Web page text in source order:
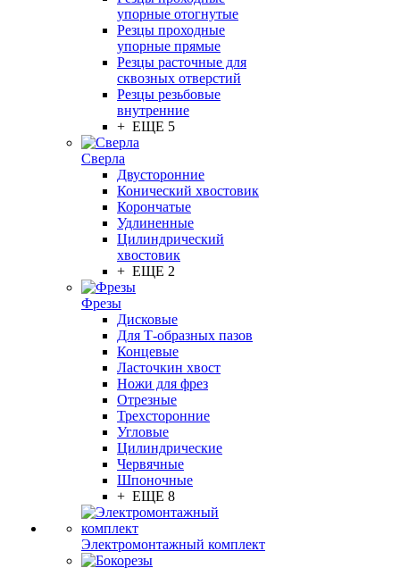
упорные отогнутые
Резцы проходные
упорные прямые
Резцы расточные для
сквозных отверстий
Резцы резьбовые
внутренние
+ ЕЩЕ 5
Сверла
Двусторонние
Конический хвостовик
Корончатые
Удлиненные
Цилиндрический
хвостовик
+ ЕЩЕ 2
Фрезы
Дисковые
Для Т-образных пазов
Концевые
Ласточкин хвост
Ножи для фрез
Отрезные
Трехсторонние
Угловые
Цилиндрические
Червячные
Шпоночные
+ ЕЩЕ 8
Электромонтажный комплект